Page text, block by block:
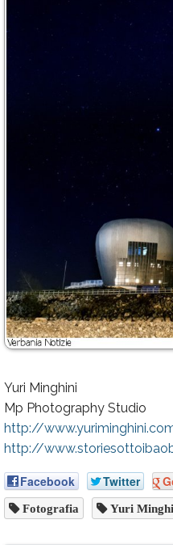
Yuri Minghini
Mp Photography Studio
http://
http://
Facebook Twitter
Fotografia Yuri